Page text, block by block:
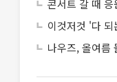
콘서트 갈 때
이것저것 '다
나우즈, 올여